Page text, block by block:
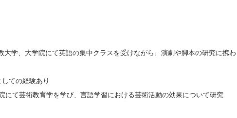
大学、大学院にて英語の集中クラスを受けながら、演劇や脚本の研究に携わ
ての経験あり
にて芸術教育学を学び、言語学習における芸術活動の効果について研究